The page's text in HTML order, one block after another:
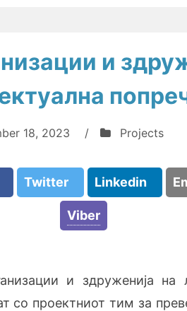
и
18, 2023 / Projects
Twitter Linkedin
Viber
и здруженија на
со проектниот тим за